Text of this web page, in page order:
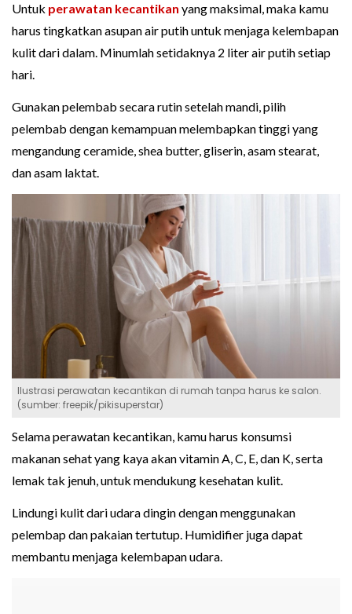
Untuk perawatan kecantikan yang maksimal, maka kamu
harus tingkatkan asupan air putih untuk menjaga kelembapan
kulit dari dalam. Minumlah setidaknya 2 liter air putih setiap
hari.
Gunakan pelembab secara rutin setelah mandi, pilih
pelembab dengan kemampuan melembapkan tinggi yang
mengandung ceramide, shea butter, gliserin, asam stearat,
dan asam laktat.
Ilustrasi perawatan kecantikan di rumah tanpa harus ke salon.
(sumber: freepik/pikisuperstar)
Selama perawatan kecantikan, kamu harus konsumsi
makanan sehat yang kaya akan vitamin A, C, E, dan K, serta
lemak tak jenuh, untuk mendukung kesehatan kulit.
Lindungi kulit dari udara dingin dengan menggunakan
pelembap dan pakaian tertutup. Humidifier juga dapat
membantu menjaga kelembapan udara.